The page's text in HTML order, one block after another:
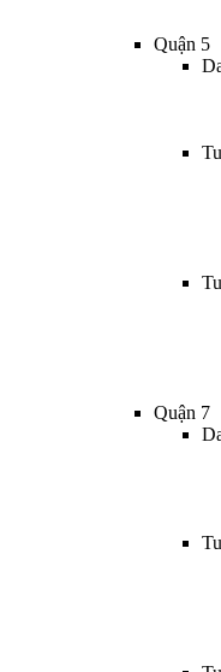
Quận 5
Quận 7